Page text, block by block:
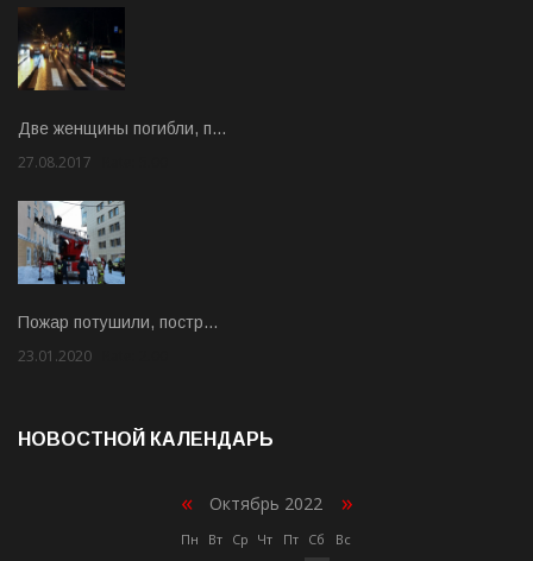
Две женщины погибли, п…
27.08.2017
Пожар потушили, постр…
23.01.2020
НОВОСТНОЙ КАЛЕНДАРЬ
« Октябрь 2022 »
Пн Вт Ср Чт Пт Сб Вс